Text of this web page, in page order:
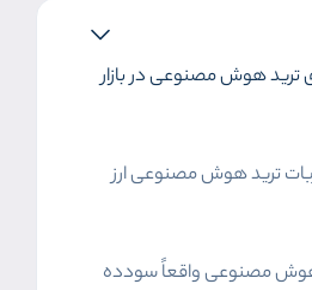
ترید هوش مصنوعی در بازار
ترید هوش مصنوعی ارز
هوش مصنوعی واقعاً سودده